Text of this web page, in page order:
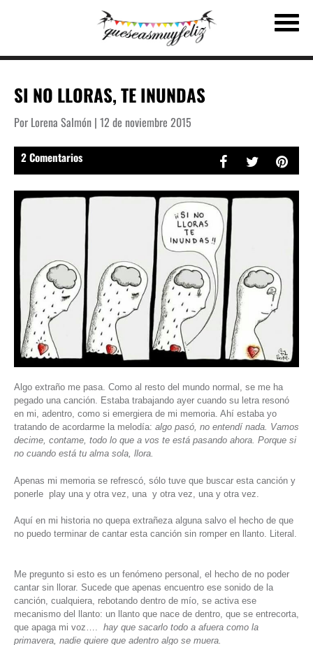
SI NO LLORAS, TE INUNDAS
Por Lorena Salmón | 12 de noviembre 2015
2 Comentarios
Algo extraño me pasa. Como al resto del mundo normal, se me ha
pegado una canción. Estaba trabajando ayer cuando su letra resonó
en mi, adentro, como si emergiera de mi memoria. Ahí estaba yo
tratando de acordarme la melodía: algo pasó, no entendí nada. Vamos
decime, contame, todo lo que a vos te está pasando ahora. Porque si
no cuando está tu alma sola, llora.
Apenas mi memoria se refrescó, sólo tuve que buscar esta canción y
ponerle play una y otra vez, una y otra vez, una y otra vez.
Aquí en mi historia no quepa extrañeza alguna salvo el hecho de que
no puedo terminar de cantar esta canción sin romper en llanto. Literal.
Me pregunto si esto es un fenómeno personal, el hecho de no poder
cantar sin llorar. Sucede que apenas encuentro ese sonido de la
canción, cualquiera, rebotando dentro de mío, se activa ese
mecanismo del llanto: un llanto que nace de dentro, que se entrecorta,
que apaga mi voz…. hay que sacarlo todo a afuera como la
primavera, nadie quiere que adentro algo se muera.